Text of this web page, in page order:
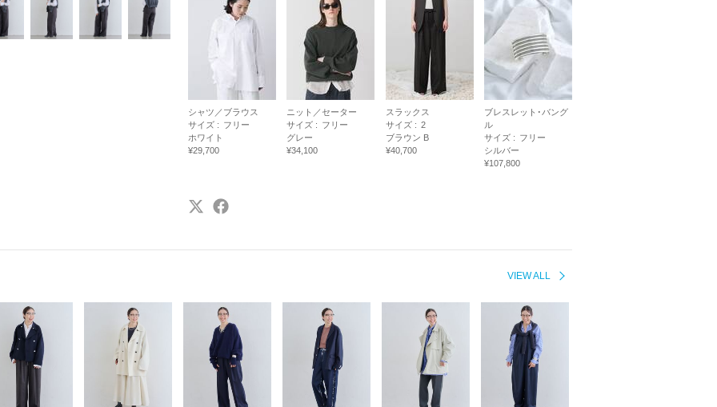
シャツ／ブラウス
サイズ : フリー
ホワイト
¥29,700
ニット／セーター
サイズ : フリー
グレー
¥34,100
スラックス
サイズ : 2
ブラウン B
¥40,700
ブレスレット･バング
ル
サイズ : フリー
シルバー
¥107,800
VIEW ALL